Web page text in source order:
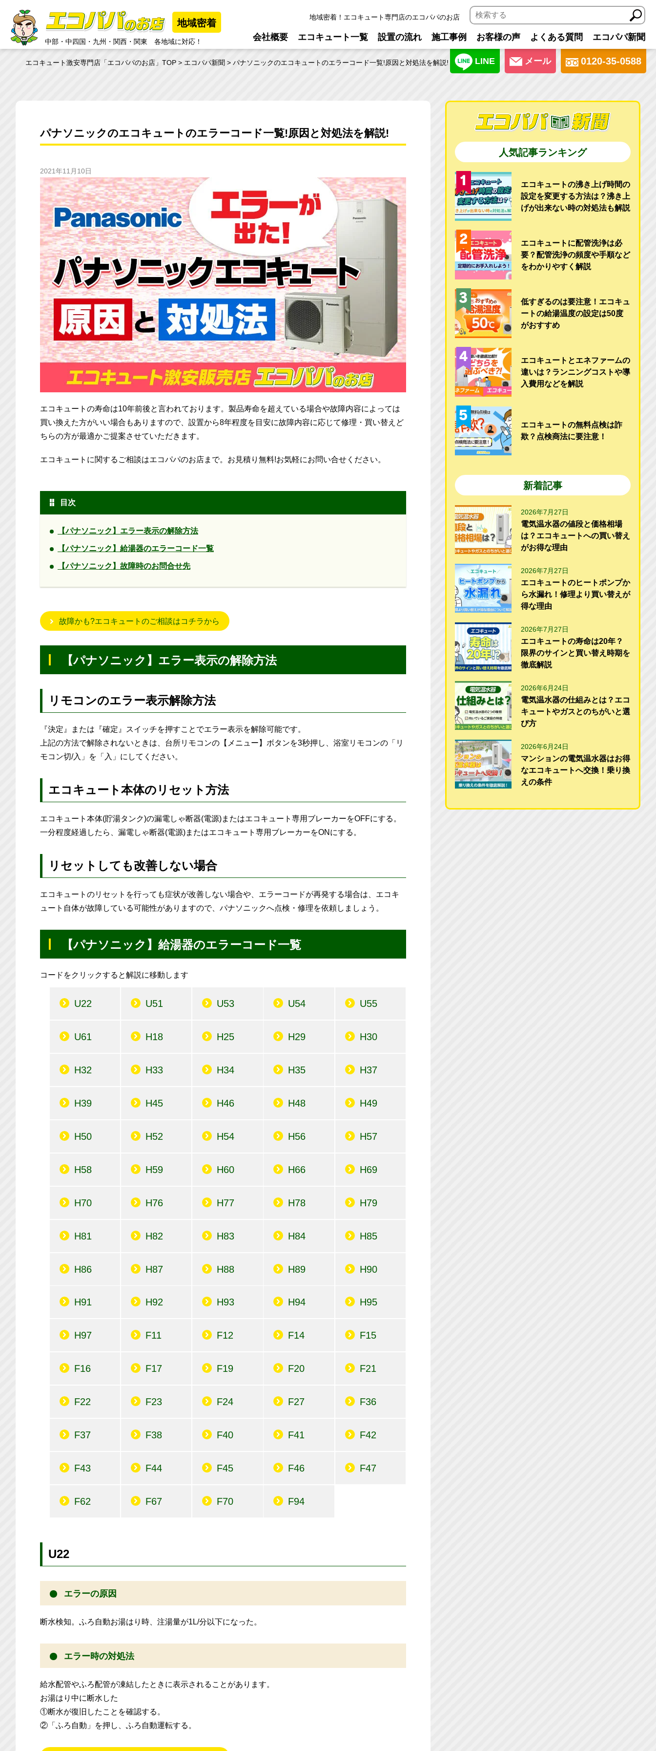
地域密着！エコキュート専門店のエコパパのお店
地域密着
中部 ・ 中四国 ・ 九州 ・ 関西 ・ 関東 各地域に対応！ 会社概要 エコキュート一覧 設置の流れ 施工事例 お客様の声 よくある質問 エコパパ新聞
LINE メール 0120-35-0588
エコキュート激安専門店「エコパパのお店」TOP エコパパ新聞 パナソニックのエコキュートのエラーコード一覧!原因と対処法を解説!
パナソニックのエコキュートのエラーコード一覧!原因と対処法を解説!
2021年11月10日
エコキュートの寿命は10年前後と言われております。製品寿命を超えている場合や故障内容によっては
買い換えた方がいい場合もありますので、設置から8年程度を目安に故障内容に応じて修理・買い替えど
ちらの方が最適かご提案させていただきます。
エコキュートに関するご相談はエコパパのお店まで。お見積り無料!お気軽にお問い合せください。
目次
【パナソニック】エラー表示の解除方法
【パナソニック】給湯器のエラーコード一覧
【パナソニック】故障時のお問合せ先
故障かも?エコキュートのご相談はコチラから
【パナソニック】エラー表示の解除方法
リモコンのエラー表示解除方法
『決定』または『確定』スイッチを押すことでエラー表示を解除可能です。
上記の方法で解除されないときは、台所リモコンの【メニュー】ボタンを3秒押し、浴室リモコンの「リ
モコン切/入」を「入」にしてください。
エコキュート本体のリセット方法
エコキュート本体(貯湯タンク)の漏電しゃ断器(電源)またはエコキュート専用ブレーカーをOFFにする。
一分程度経過したら、漏電しゃ断器(電源)またはエコキュート専用ブレーカーをONにする。
リセットしても改善しない場合
エコキュートのリセットを行っても症状が改善しない場合や、エラーコードが再発する場合は、エコキ
ュート自体が故障している可能性がありますので、パナソニックへ点検・修理を依頼しましょう。
【パナソニック】給湯器のエラーコード一覧
コードをクリックすると解説に移動します
U22 U51 U53 U54 U55
U61 H18 H25 H29 H30
H32 H33 H34 H35 H37
H39 H45 H46 H48 H49
H50 H52 H54 H56 H57
H58 H59 H60 H66 H69
H70 H76 H77 H78 H79
H81 H82 H83 H84 H85
H86 H87 H88 H89 H90
H91 H92 H93 H94 H95
H97 F11 F12 F14 F15
F16 F17 F19 F20 F21
F22 F23 F24 F27 F36
F37 F38 F40 F41 F42
F43 F44 F45 F46 F47
F62 F67 F70 F94
U22
エラーの原因
断水検知。ふろ自動お湯はり時、注湯量が1L/分以下になった。
エラー時の対処法
給水配管やふろ配管が凍結したときに表示されることがあります。
お湯はり中に断水した
①断水が復旧したことを確認する。
②「ふろ自動」を押し、ふろ自動運転する。
人気記事ランキング
エコキュートの沸き上げ時間の
設定を変更する方法は？沸き上
げが出来ない時の対処法も解説
エコキュートに配管洗浄は必
要？配管洗浄の頻度や手順など
をわかりやすく解説
低すぎるのは要注意！エコキュ
ートの給湯温度の設定は50度
がおすすめ
エコキュートとエネファームの
違いは？ランニングコストや導
入費用などを解説
エコキュートの無料点検は詐
欺？点検商法に要注意！
新着記事
2026年7月27日
電気温水器の値段と価格相場
は？エコキュートへの買い替え
がお得な理由
2026年7月27日
エコキュートのヒートポンプか
ら水漏れ！修理より買い替えが
得な理由
2026年7月27日
エコキュートの寿命は20年？
限界のサインと買い替え時期を
徹底解説
2026年6月24日
電気温水器の仕組みとは？エコ
キュートやガスとのちがいと選
び方
2026年6月24日
マンションの電気温水器はお得
なエコキュートへ交換！乗り換
えの条件